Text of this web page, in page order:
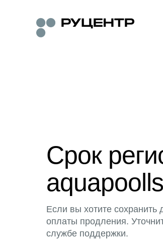
Срок
Если вы хотите
оплаты продления.
службе поддержки.